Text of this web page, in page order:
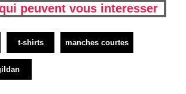
peuvent vous interesser
t-shirts manches courtes